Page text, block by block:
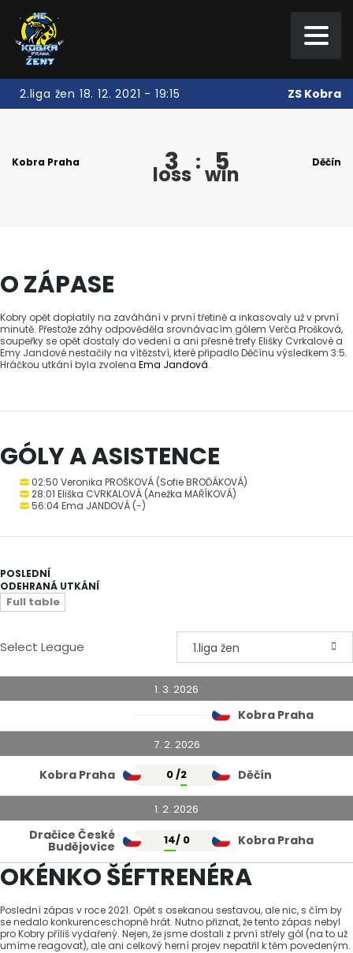
2.liga žen 18. 12. 2021 - 19:15 ZS Kobra
Kobra Praha 3
loss : 5
win Děčín
O ZÁPASE
Kobry opět doplatily na zaváhání v první třetině a inkasovaly už v první
minutě. Přestože záhy odpověděla srovnávacím gólem Verča Prošková,
soupeřky se opět dostaly do vedení a ani přesné trefy Elišky Cvrkalové a
Emy Jandové nestačily na vítězství, které připadlo Děčínu výsledkem 3:5.
Hráčkou utkání byla zvolena Ema Jandová.
GÓLY A ASISTENCE
02:50 Veronika PROŠKOVÁ (Sofie BROĎÁKOVÁ)
28:01 Eliška CVRKALOVÁ (Anežka MAŘÍKOVÁ)
56:04 Ema JANDOVÁ (-)
POSLEDNÍ
ODEHRANÁ UTKÁNÍ
Full table
Select League 1.liga žen
1. 3. 2026
Kobra Praha
7. 2. 2026
Kobra Praha 0 /2 Děčín
1. 2. 2026
Dračice České
Budějovice 14/ 0 Kobra Praha
OKÉNKO ŠÉFTRENÉRA
Poslední zápas v roce 2021. Opět s osekanou sestavou, ale nic, s čím by
se nedalo konkurenceschopně hrát. Nutno přiznat, že tento zápas nebyl
pro Kobry příliš vydařený. Nejen, že jsme dostali z první střely gól (na to už
umíme reagovat), ale ani celkový herní projev nepatřil k těm povedeným.